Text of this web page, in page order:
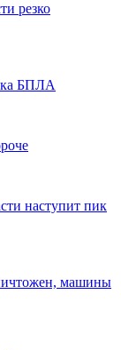
резко
БПЛА
наступит пик
машины